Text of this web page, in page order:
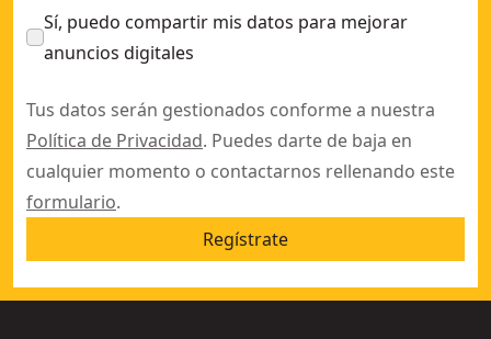
Sí, puedo compartir mis datos para mejorar
anuncios digitales
Tus datos serán gestionados conforme a nuestra
Política de Privacidad. Puedes darte de baja en
cualquier momento o contactarnos rellenando este
formulario.
Regístrate